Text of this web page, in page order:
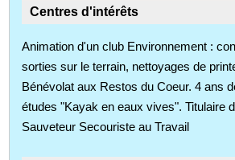
Centres d'intérêts
Animation d'un club Environnement :
sorties sur le terrain, nettoyages de
Bénévolat aux Restos du Coeur. 4 ans
études "Kayak en eaux vives". Titulaire
Sauveteur Secouriste au Travail